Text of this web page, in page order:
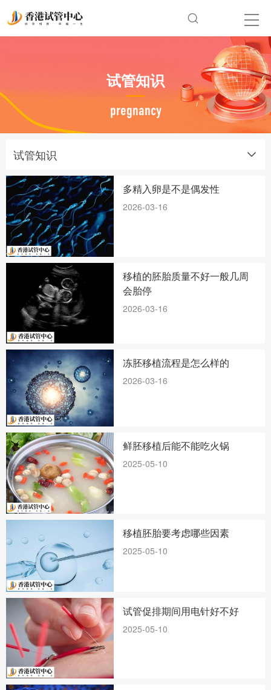
试管知识
pregnancy
试管知识
多精入卵是不是偶发性
2026-03-16
移植的胚胎质量不好一般几周
会胎停
2026-03-16
冻胚移植流程是怎么样的
2026-03-16
鲜胚移植后能不能吃火锅
2025-05-10
移植胚胎要考虑哪些因素
2025-05-10
试管促排期间用电针好不好
2025-05-10